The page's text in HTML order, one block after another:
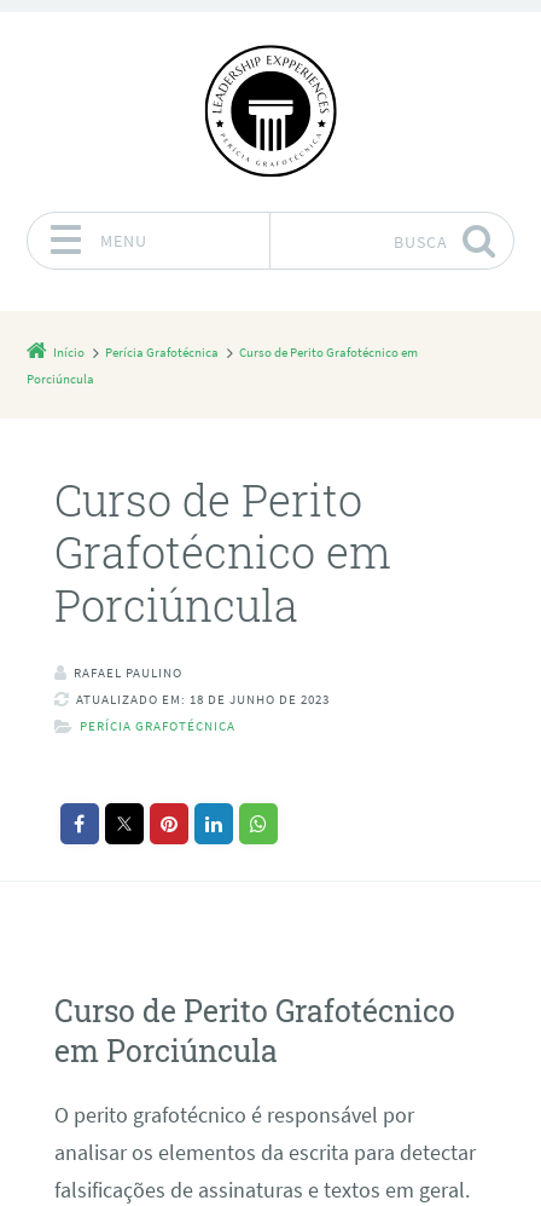
MENU BUSCA
Início Perícia Grafotécnica
Curso de Perito Grafotécnico em
Porciúncula
Curso de Perito
Grafotécnico em
Porciúncula
RAFAEL PAULINO
ATUALIZADO EM: 18 DE JUNHO DE 2023
PERÍCIA GRAFOTÉCNICA
Curso de Perito Grafotécnico
em Porciúncula
O perito grafotécnico é responsável por
analisar os elementos da escrita para detectar
falsificações de assinaturas e textos em geral.